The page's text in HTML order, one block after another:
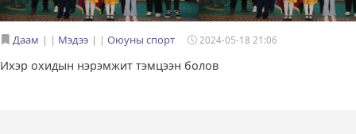
Даам | Мэдээ | Оюуны спорт 2024-05-18 21:06
Ихэр охидын нэрэмжит тэмцээн болов